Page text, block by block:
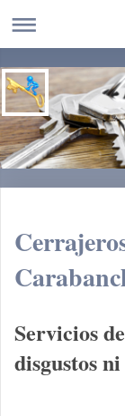
Servicios
disgustos